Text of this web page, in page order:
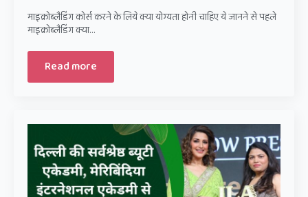
माइक्रोब्लैडिंग कोर्स करने के लिये क्या योग्यता होनी चाहिए ये जानने से पहले
माइक्रोब्लैडिंग क्या…
Read more